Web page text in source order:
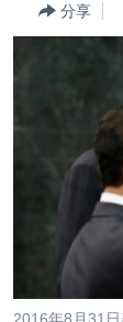
到
最新国际新闻
非洲
全球议题
分类新闻
经济·金融·
人权·法律·
科教·文娱·体
军事
环境
国会报道
美中关系
美国建国
埃博拉疫情
VOA今日焦
中文广播
分享
2016年8月31